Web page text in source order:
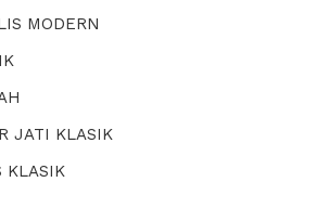
MODERN
JATI KLASIK
KLASIK